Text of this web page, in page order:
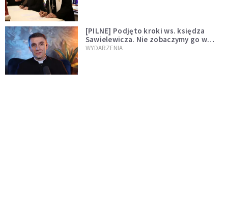
[PILNE] Podjęto kroki ws. księdza
Sawielewicza. Nie zobaczymy go w
mediach
WYDARZENIA